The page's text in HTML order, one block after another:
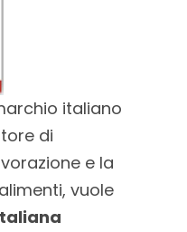
italiano
di
e la
vuole